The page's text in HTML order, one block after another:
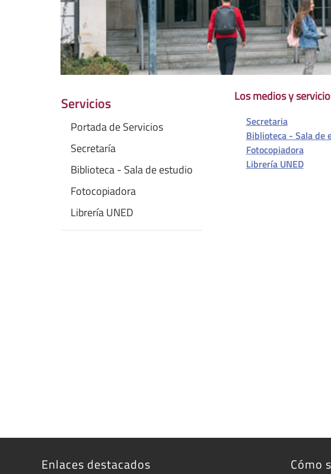
Servicios
Portada de Servicios
Secretaría
Biblioteca - Sala de estudio
Fotocopiadora
Librería UNED
Los medios y
Secretaria
Biblioteca - Sala de
Fotocopiadora
Librería UNED
Enlaces destacados Cómo